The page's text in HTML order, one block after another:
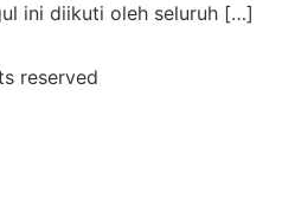
ini diikuti oleh seluruh […]
reserved